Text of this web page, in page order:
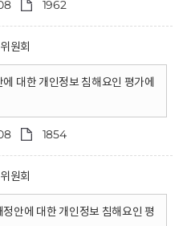
1962
원회
대한 개인정보 침해요인 평가에
1854
원회
안에 대한 개인정보 침해요인 평